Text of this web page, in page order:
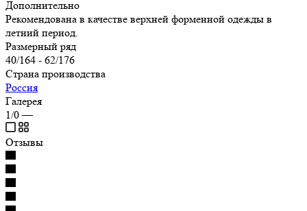
Дополнительно
Рекомендована в качестве верхней форменной одежды в
летний период.
Размерный ряд
40/164 - 62/176
Страна производства
Россия
Галерея
1/0 —
Отзывы